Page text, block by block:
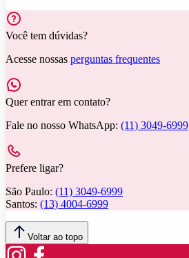
Você tem dúvidas?
Acesse nossas perguntas frequentes
Quer entrar em contato?
Fale no nosso WhatsApp: (11) 3049-6999
Prefere ligar?
São Paulo: (11) 3049-6999
Santos: (13) 4004-6999
Voltar ao topo